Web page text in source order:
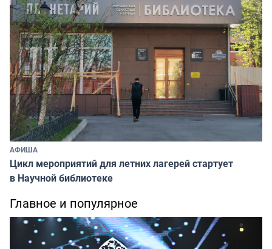
АФИША
Цикл мероприятий для летних лагерей стартует
в Научной библиотеке
Главное и популярное